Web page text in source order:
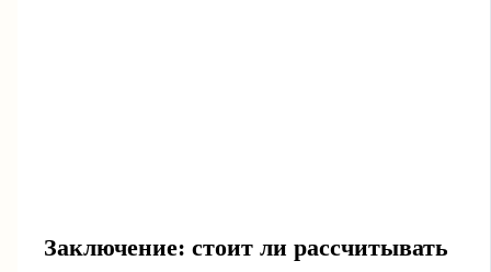
Заключение: стоит ли рассчитывать